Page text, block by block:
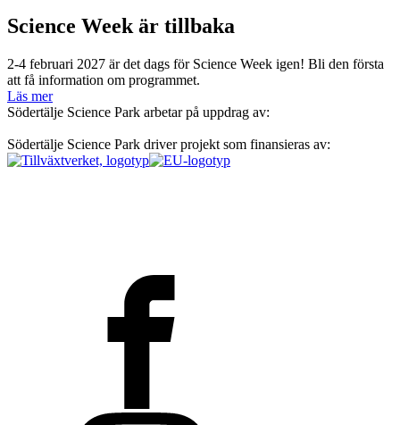
Science Week är tillbaka
2-4 februari 2027 är det dags för Science Week igen! Bli den första
att få information om programmet.
Läs mer
Södertälje Science Park arbetar på uppdrag av:
Södertälje Science Park driver projekt som finansieras av: